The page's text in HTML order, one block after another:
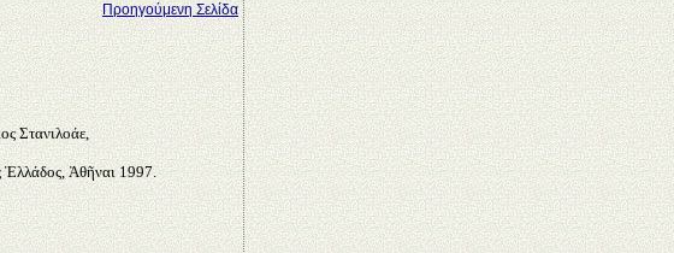
Προηγούμενη Σελίδα
Στανιλοάε,
Ἑλλάδος, Ἀθῆναι 1997.